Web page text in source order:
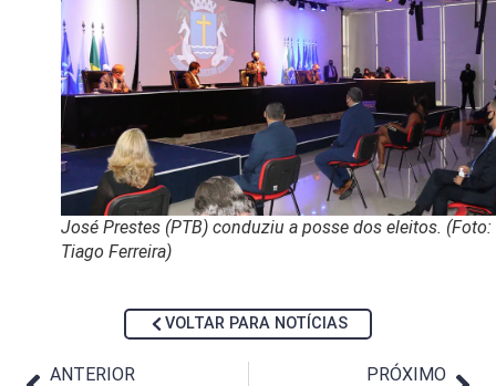
José Prestes (PTB) conduziu a posse dos eleitos. (Foto:
Tiago Ferreira)
VOLTAR PARA NOTÍCIAS
ANTERIOR PRÓXIMO